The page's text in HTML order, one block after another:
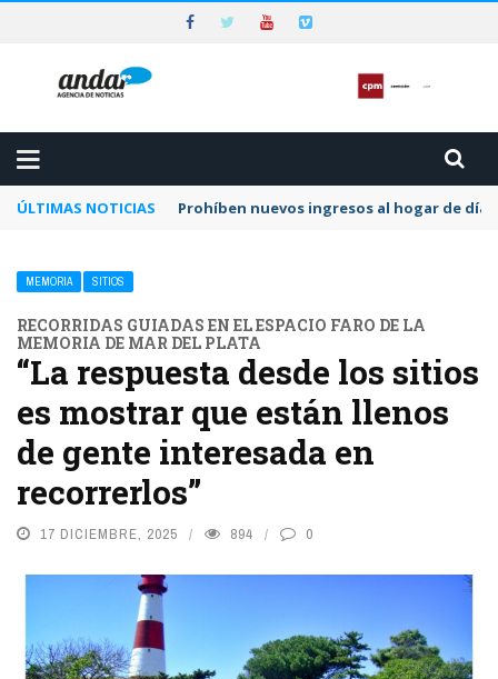
ÚLTIMAS NOTICIAS Preocupa a la CPM la dilación y el letargo
MEMORIA SITIOS
RECORRIDAS GUIADAS EN EL ESPACIO FARO DE LA
MEMORIA DE MAR DEL PLATA
“La respuesta desde los sitios
es mostrar que están llenos
de gente interesada en
recorrerlos”
17 DICIEMBRE, 2025 894 0